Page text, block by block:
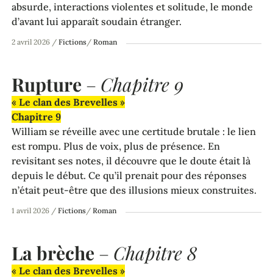
2 avril 2026 / Fictions/ Roman
absurde, interactions violentes et solitude, le monde
d’avant lui apparaît soudain étranger.
Rupture – Chapitre 9
1 avril 2026 / Fictions/ Roman
« Le clan des Brevelles »
Chapitre 9
William se réveille avec une certitude brutale : le lien
est rompu. Plus de voix, plus de présence. En
revisitant ses notes, il découvre que le doute était là
depuis le début. Ce qu’il prenait pour des réponses
n’était peut-être que des illusions mieux construites.
La brèche – Chapitre 8
« Le clan des Brevelles »